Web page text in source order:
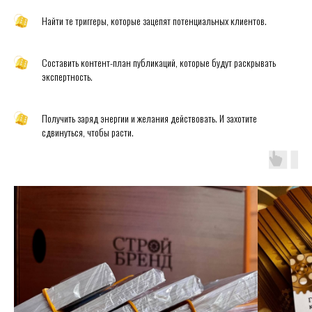
Найти те триггеры, которые зацепят потенциальных клиентов.
Составить контент-план публикаций, которые будут раскрывать
экспертность.
Получить заряд энергии и желания действовать. И захотите
сдвинуться, чтобы расти.